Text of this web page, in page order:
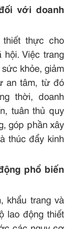
với doanh
thực cho
Việc trang
khỏe, giảm
an tâm, từ đó
thời, doanh
tuân thủ quy
góp phần xây
thúc đẩy kinh
phổ biến
khẩu trang và
lao động thiết